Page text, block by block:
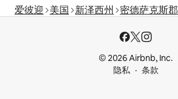
爱彼迎 美国 新泽西州 密德萨克斯郡
© 2026 Airbnb, Inc.
隐私
条款